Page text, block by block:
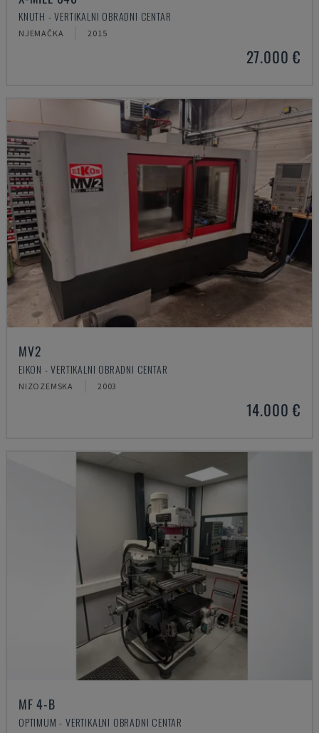
KNUTH - VERTIKALNI OBRADNI CENTAR
NJEMAČKA 2015
27.000 €
MV2
EIKON - VERTIKALNI OBRADNI CENTAR
NIZOZEMSKA 2003
14.000 €
MF 4-B
OPTIMUM - VERTIKALNI OBRADNI CENTAR